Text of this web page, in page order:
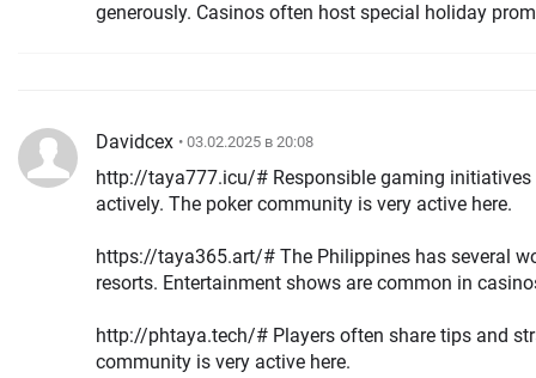
generously. Casinos often host special holiday
Davidcex • 03.02.2025 в 20:08
http://taya777.icu/# Responsible gaming initiatives
actively. The poker community is very active here.
https://taya365.art/# The Philippines has several
resorts. Entertainment shows are common in
http://phtaya.tech/# Players often share tips and strategies.
community is very active here.